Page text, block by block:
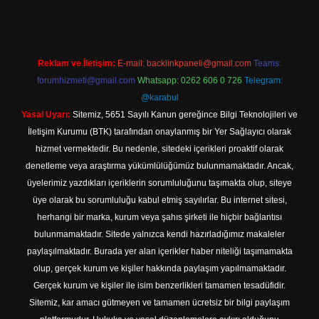
Reklam ve İletişim: E-mail: backlinkpaneli@gmail.com Teams:
forumhizmeti@gmail.com Whatsapp: 0262 606 0 726 Telegram:
@karabul
Yasal Uyarı: Sitemiz, 5651 Sayılı Kanun gereğince Bilgi Teknolojileri ve
İletişim Kurumu (BTK) tarafından onaylanmış bir Yer Sağlayıcı olarak
hizmet vermektedir. Bu nedenle, sitedeki içerikleri proaktif olarak
denetleme veya araştırma yükümlülüğümüz bulunmamaktadır. Ancak,
üyelerimiz yazdıkları içeriklerin sorumluluğunu taşımakta olup, siteye
üye olarak bu sorumluluğu kabul etmiş sayılırlar. Bu internet sitesi,
herhangi bir marka, kurum veya şahıs şirketi ile hiçbir bağlantısı
bulunmamaktadır. Sitede yalnızca kendi hazırladığımız makaleler
paylaşılmaktadır. Burada yer alan içerikler haber niteliği taşımamakta
olup, gerçek kurum ve kişiler hakkında paylaşım yapılmamaktadır.
Gerçek kurum ve kişiler ile isim benzerlikleri tamamen tesadüfidir.
Sitemiz, kar amacı gütmeyen ve tamamen ücretsiz bir bilgi paylaşım